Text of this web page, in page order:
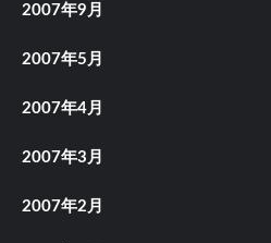
2007年9月
2007年5月
2007年4月
2007年3月
2007年2月